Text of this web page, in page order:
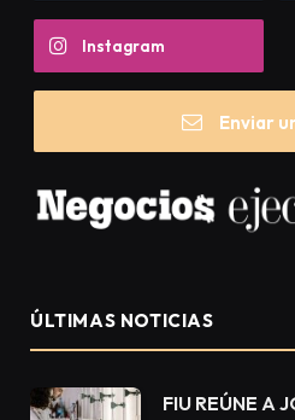
Instagram
Enviar
ÚLTIMAS NOTICIAS
FIU REÚNE A